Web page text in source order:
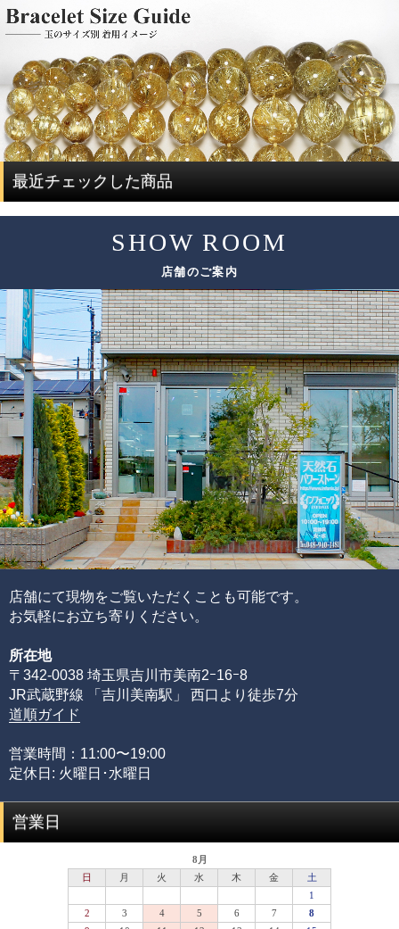
限り取り除き、ブレスレットを組み直すことで、製品とし
ての品質を大幅に高めています。
通常、この組み替え作業を行うには、同じサイズ、同じ品
質のブレスレットを複数用意する必要があり、費用がかさ
んでしまい容易なことではありません。
ですが、ルチルクォーツに特化した専門店だからこそ、一
サイズ毎に本数も揃うことで、この組み替え作業を可能と
ただし、希少性の高いルチルクォーツは、仕入れのチャン
スも限られてしまうため、替えのビーズをご用意できない
場合がございます。
その場合は、ありのままの美しさをご紹介しております。
その統一感とは何かをご説明したいと思います。
ルチルクォーツは、水晶にルチルが内包されている鉱物で
す。
ルチルクォーツを評価する際には、ルチルと水晶で分けて
評価する必要があります。
ルチルクォーツの評価は、「ルチル」「水晶」の2つの要素
で決まります。
基準となる評価ポイント
ルチル
色味
太さ
輝き方
入り方
水晶
色味
透明度
この他にも細かい評価ポイントはございますが、大きく分
けて6つの評価ポイントを基に、各要素の水準が決まり、そ
れらを合算することで品質を見極めています。
ブレスレットの品質階級は、ブレスレットを構成している
各ビーズの品質水準の高さと品質水準のムラで決まりま
す。
通常、半貴石には上記のような基準を基にした品質管理を
することが出来ません。
めには、それぞれの石の一番下から一番上までの全ての品
質を網羅する必要があるからです。
限られた品質の知識のみでは、正確な品質評価をすること
が出来ません。
る加工工場に足を運び、積み重ねてきた品質知識があるか
らこそ可能にできた、当店のみができる品質管理の基準で
す。
セミプレミアムをベースに可能な限りビーズを入れ
替えていき、各ビーズの品質ムラを無した、最も完
最近チェックした商品
SHOW ROOM
店舗のご案内
店舗にて現物をご覧いただくことも可能です。
お気軽にお立ち寄りください。
所在地
〒342-0038 埼玉県吉川市美南2ｰ16ｰ8
JR武蔵野線 「吉川美南駅」 西口より徒歩7分
道順ガイド
営業時間：11:00〜19:00
定休日: 火曜日･水曜日
営業日